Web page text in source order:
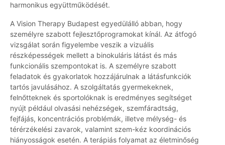
harmonikus együttműködését.
A Vision Therapy Budapest egyedülálló abban, hogy
személyre szabott fejlesztőprogramokat kínál. Az átfogó
vizsgálat során figyelembe veszik a vizuális
részképességek mellett a binokuláris látást és más
funkcionális szempontokat is. A személyre szabott
feladatok és gyakorlatok hozzájárulnak a látásfunkciók
tartós javulásához. A szolgáltatás gyermekeknek,
felnőtteknek és sportolóknak is eredményes segítséget
nyújt például olvasási nehézségek, szemfáradtság,
fejfájás, koncentrációs problémák, illetve mélység- és
térérzékelési zavarok, valamint szem-kéz koordinációs
hiányosságok esetén. A terápiás folyamat az életminőség